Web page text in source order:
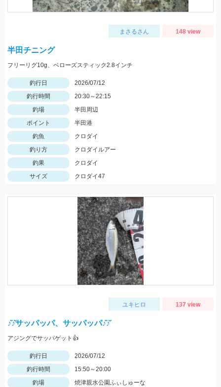
まさるさん 148 view
半田チニング
フリーリグ10g、ベローズスティック2.8インチ
釣行日
2026/07/12
釣行時間
20:30～22:15
釣場
半田周辺
ポイント
半田港
釣魚
クロダイ
釣り方
クロダイルアー
釣果
クロダイ
サイズ
クロダイ47
ユキヒロ 137 view
♪̊̈♪̆̈サッパッパ、サッパッパ♪̊̈♪̆̈
アジングでサッパゲット👍
釣行日
2026/07/12
釣行時間
15:50～20:00
釣場
焼津親水公園ふぃしゅーな